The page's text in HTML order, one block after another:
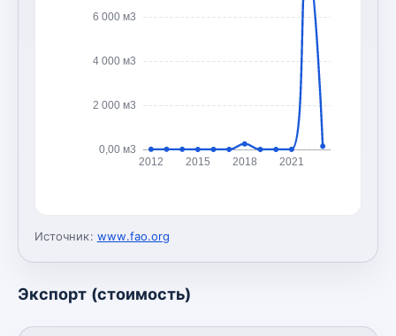
0,00 м3
2 000 м3
4 000 м3
6 000 м3
2012 2015 2018 2021
Источник: www.fao.org
Экспорт (стоимость)